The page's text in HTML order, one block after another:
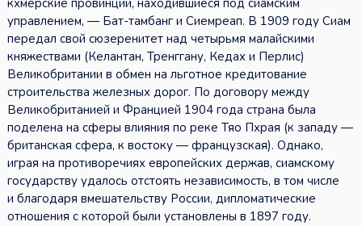
кхмерские провинции, находившиеся под сиамским
управлением, — Бат-тамбанг и Сиемреап. В 1909 году Сиам
передал свой сюзеренитет над четырьмя малайскими
княжествами (Келантан, Тренггану, Кедах и Перлис)
Великобритании в обмен на льготное кредитование
строительства железных дорог. По договору между
Великобританией и Францией 1904 года страна была
поделена на сферы влияния по реке Тяо Пхрая (к западу —
британская сфера, к востоку — французская). Однако,
играя на противоречиях европейских держав, сиамскому
государству удалось отстоять независимость, в том числе
и благодаря вмешательству России, дипломатические
отношения с которой были установлены в 1897 году.